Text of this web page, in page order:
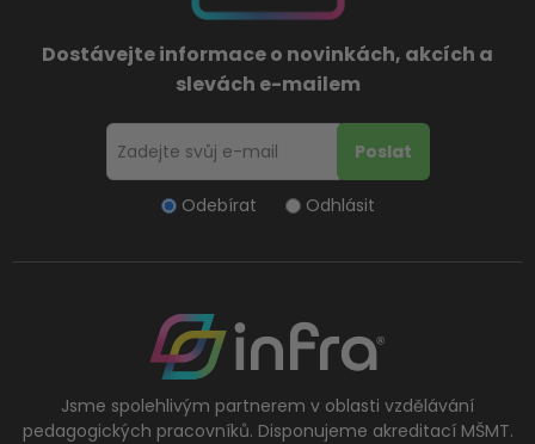
Dostávejte informace o novinkách, akcích a
slevách e-mailem
Odebírat Odhlásit
Jsme spolehlivým partnerem v oblasti vzdělávání
pedagogických pracovníků. Disponujeme akreditací MŠMT.